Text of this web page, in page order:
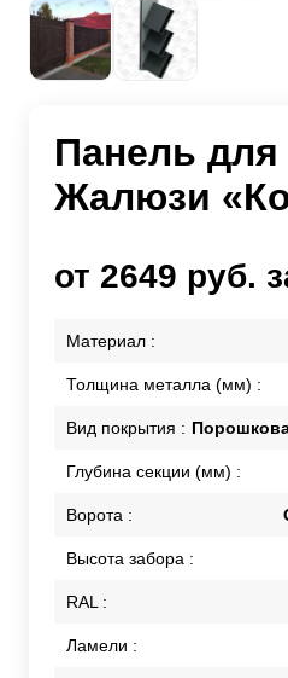
Панель для
Жалюзи
от 2649 руб.
Материал :
Толщина металла (мм) :
Вид покрытия :
Глубина секции (мм) :
Ворота :
Высота забора :
RAL :
Ламели :